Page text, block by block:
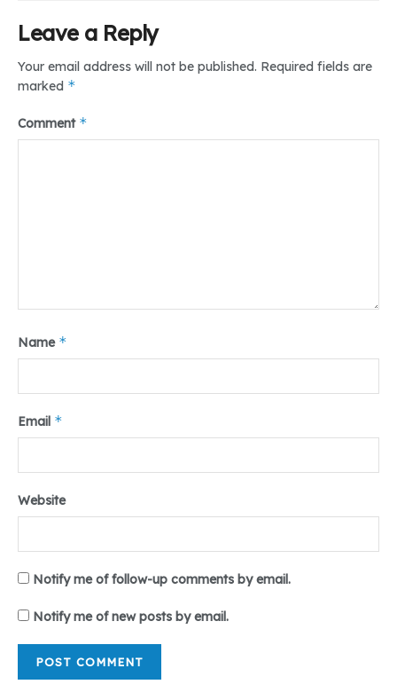
Leave a Reply
Your email address will not be published. Required fields are
marked *
Comment *
Name *
Email *
Website
Notify me of follow-up comments by email.
Notify me of new posts by email.